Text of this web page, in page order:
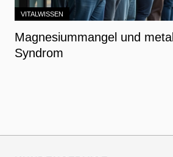
VITALWISSEN
Magnesiummangel und
Syndrom